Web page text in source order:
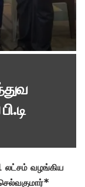
1 லட்சம் வழங்கிய